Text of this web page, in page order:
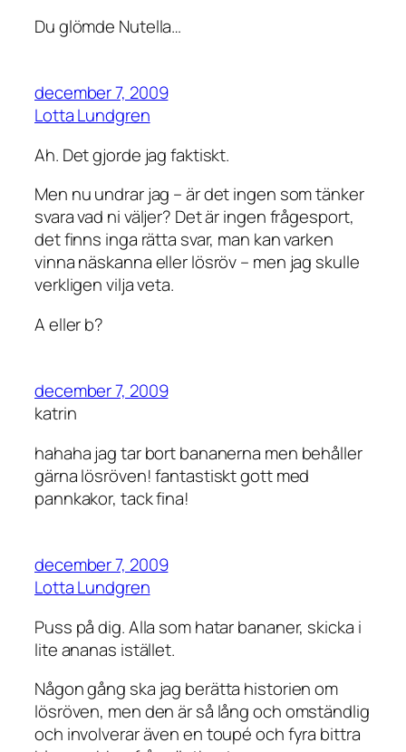
Du glömde Nutella…
december 7, 2009
Lotta Lundgren
Ah. Det gjorde jag faktiskt.
Men nu undrar jag – är det ingen som tänker
svara vad ni väljer? Det är ingen frågesport,
det finns inga rätta svar, man kan varken
vinna näskanna eller lösröv – men jag skulle
verkligen vilja veta.
A eller b?
december 7, 2009
katrin
hahaha jag tar bort bananerna men behåller
gärna lösröven! fantastiskt gott med
pannkakor, tack fina!
december 7, 2009
Lotta Lundgren
Puss på dig. Alla som hatar bananer, skicka i
lite ananas istället.
Någon gång ska jag berätta historien om
lösröven, men den är så lång och omständlig
och involverar även en toupé och fyra bittra